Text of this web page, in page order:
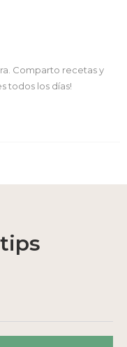
Comparto recetas y
todos los días!